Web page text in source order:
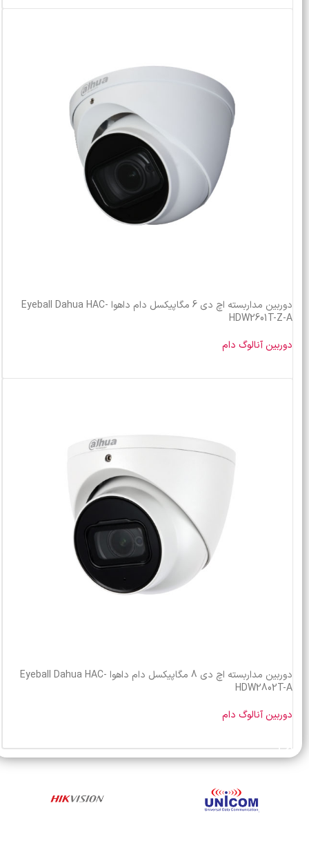
دوربین مداربسته اچ دی 6 مگاپیکسل دام داهوا Eyeball Dahua HAC-
HDW2601T-Z-A
دوربین آنالوگ دام
دوربین مداربسته اچ دی 8 مگاپیکسل دام داهوا Eyeball Dahua HAC-
HDW2802T-A
دوربین آنالوگ دام